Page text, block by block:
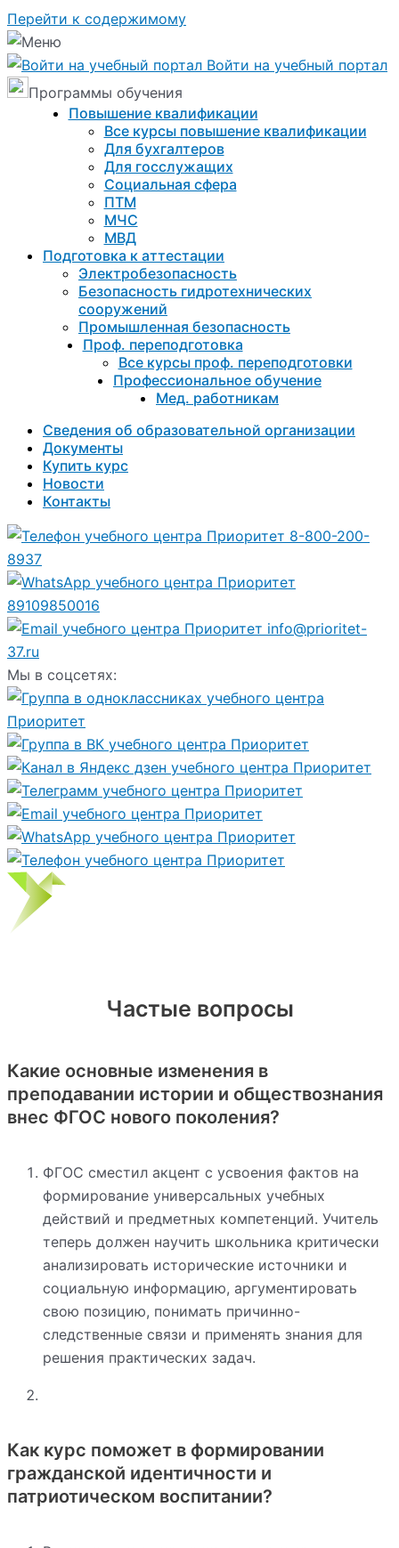
Перейти к содержимому
Войти на учебный портал
Программы обучения
Повышение квалификации
Все курсы повышение квалификации
Для бухгалтеров
Для госслужащих
Социальная сфера
ПТМ
МЧС
МВД
Подготовка к aттестации
Электробезопасность
Безопасность гидротехнических
сооружений
Промышленная безопасность
Проф. переподготовка
Все курсы проф. переподготовки
Профессиональное обучение
Мед. работникам
Сведения об образовательной организации
Документы
Купить курс
Новости
Контакты
8-800-200-
8937
89109850016
info@prioritet-
37.ru
Мы в соцсетях:
Частые вопросы
Какие основные изменения в
преподавании истории и обществознания
внес ФГОС нового поколения?
ФГОС сместил акцент с усвоения фактов на
формирование универсальных учебных
действий и предметных компетенций. Учитель
теперь должен научить школьника критически
анализировать исторические источники и
социальную информацию, аргументировать
свою позицию, понимать причинно-
следственные связи и применять знания для
решения практических задач.
Как курс поможет в формировании
гражданской идентичности и
патриотическом воспитании?